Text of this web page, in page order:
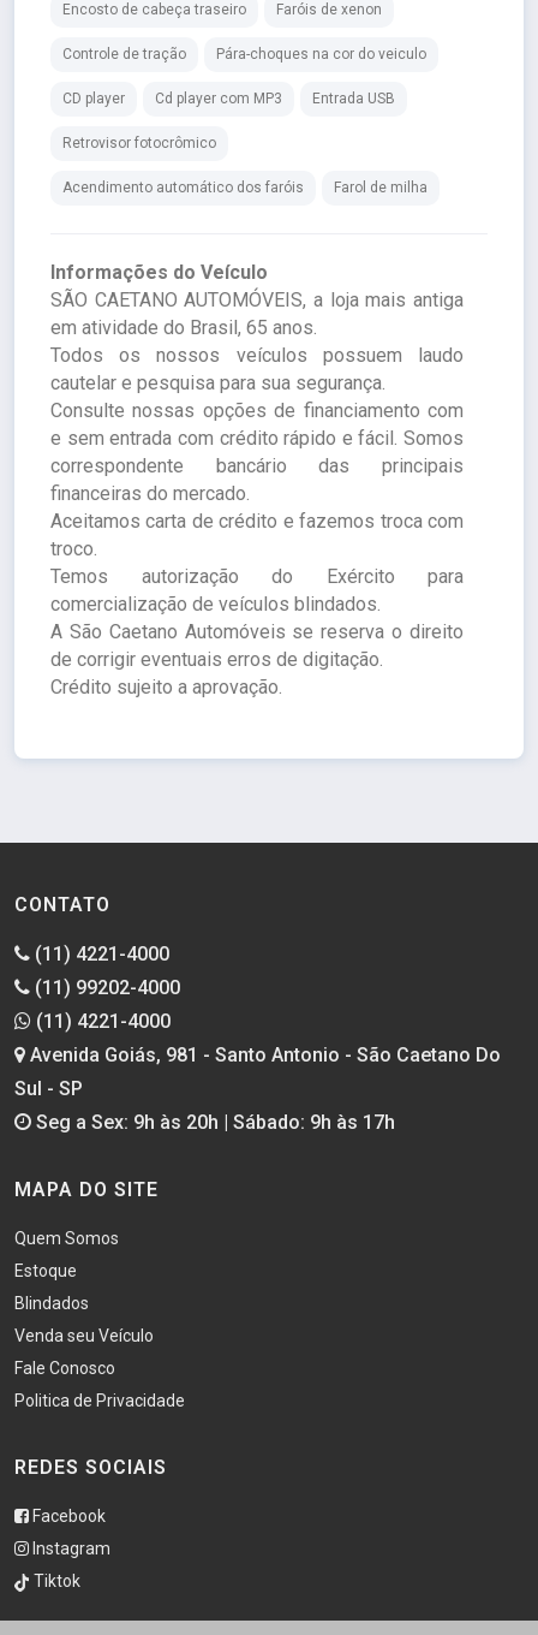
Encosto de cabeça traseiro Faróis de xenon
Controle de tração Pára-choques na cor do veiculo
CD player Cd player com MP3 Entrada USB
Retrovisor fotocrômico
Acendimento automático dos faróis Farol de milha
Informações do Veículo
SÃO CAETANO AUTOMÓVEIS, a loja mais antiga
em atividade do Brasil, 65 anos.
Todos os nossos veículos possuem laudo
cautelar e pesquisa para sua segurança.
Consulte nossas opções de financiamento com
e sem entrada com crédito rápido e fácil. Somos
correspondente bancário das principais
financeiras do mercado.
Aceitamos carta de crédito e fazemos troca com
troco.
Temos autorização do Exército para
comercialização de veículos blindados.
A São Caetano Automóveis se reserva o direito
de corrigir eventuais erros de digitação.
Crédito sujeito a aprovação.
CONTATO
(11) 4221-4000
(11) 99202-4000
(11) 4221-4000
Avenida Goiás, 981 - Santo Antonio - São Caetano Do
Sul - SP
Seg a Sex: 9h às 20h | Sábado: 9h às 17h
MAPA DO SITE
Quem Somos
Estoque
Blindados
Venda seu Veículo
Fale Conosco
Politica de Privacidade
REDES SOCIAIS
Facebook
Instagram
Tiktok